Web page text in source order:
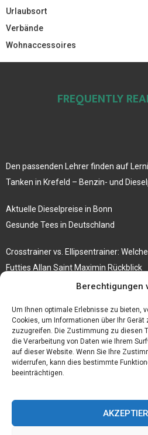
Berechtigungen
Um Ihnen optimale Erlebnisse zu bieten,
Cookies, um Informationen über Ihr
zuzugreifen. Die Zustimmung zu diesen
die Verarbeitung von Daten wie Ihrem
auf dieser Website. Wenn Sie Ihre
widerrufen, kann dies bestimmte
beeinträchtigen.
Urlaubsort
Verbände
Wohnaccessoires
FREQUENTLY
Den passenden Lehrer finden auf
Tanken in Krefeld – Benzin- und
Aktuelle Dieselpreise in Bonn
Gesunde Tees in Deutschland
Crosstrainer vs. Ellipsentrainer:
Futties Allan Saint Maximin Rückblick
Rosenbogen mit Tor Bestseller
Tische aus Gerüstbrettern